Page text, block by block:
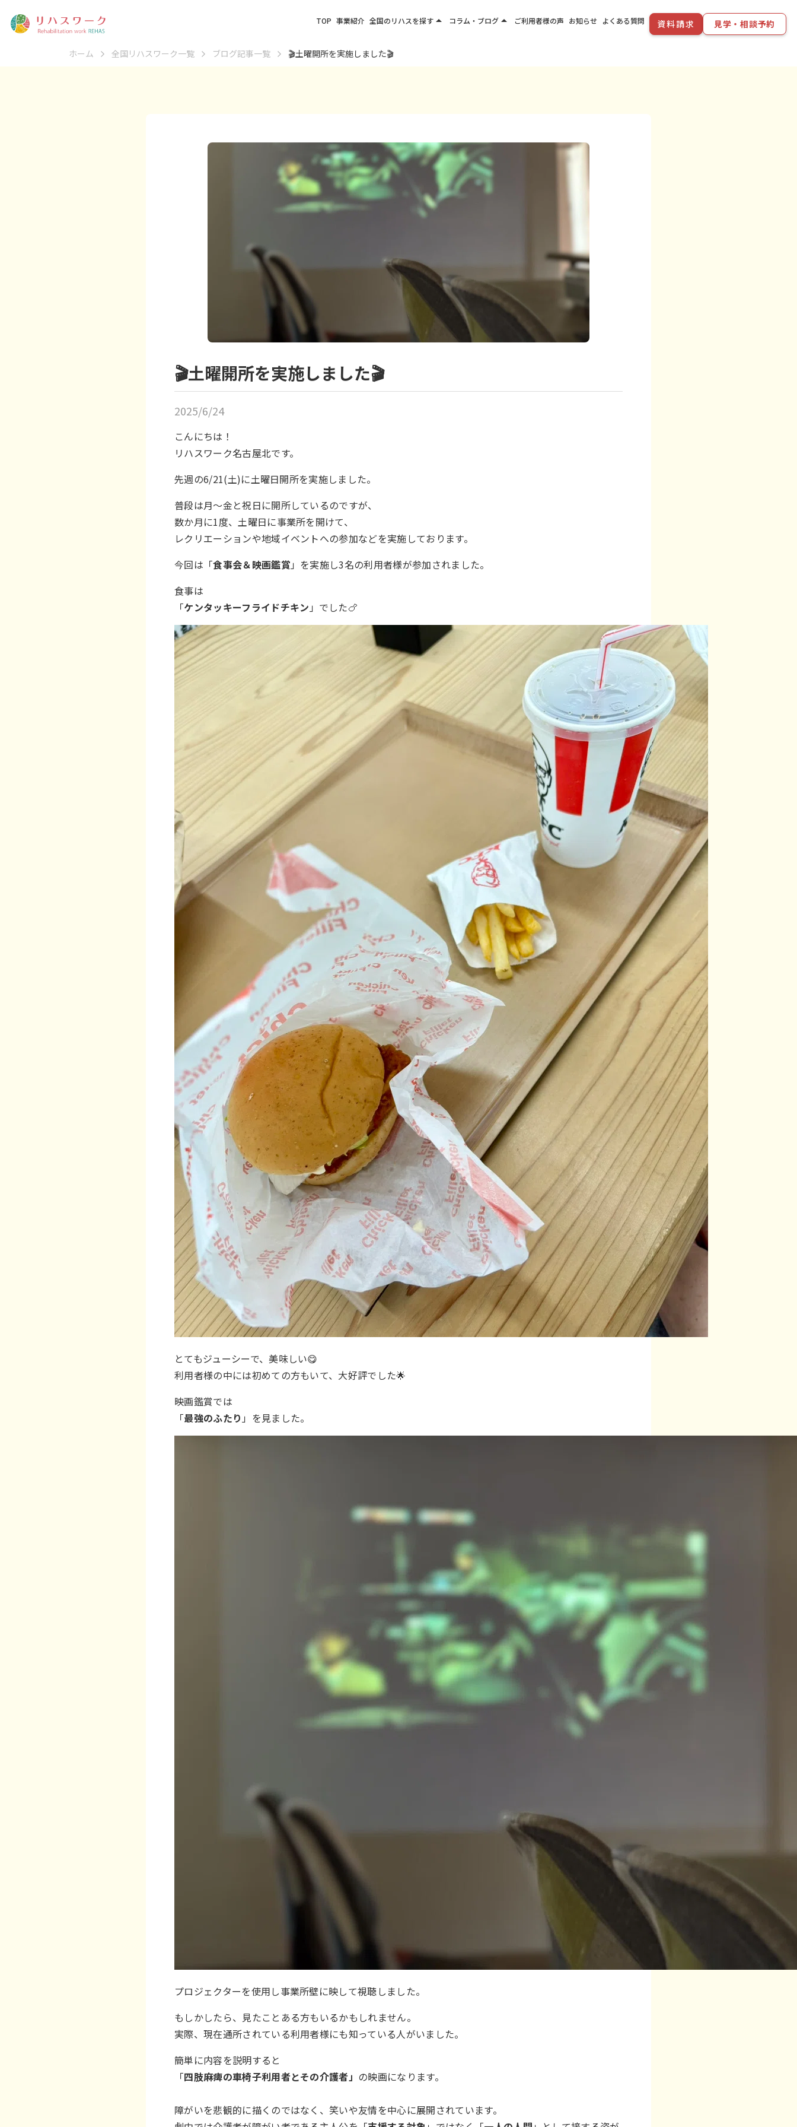
ホーム 全国リハスワーク一覧 ブログ記事一覧 🎬土曜開所を実施しました🎬
🎬土曜開所を実施しました🎬
2025/6/24
こんにちは！
リハスワーク名古屋北です。
先週の6/21(土)に土曜日開所を実施しました。
普段は月～金と祝日に開所しているのですが、
数か月に1度、土曜日に事業所を開けて、
レクリエーションや地域イベントへの参加などを実施しております。
今回は「食事会＆映画鑑賞 」を実施し3名の利用者様が参加されました。
食事は
「ケンタッキーフライドチキン 」でした🍗
とてもジューシーで、美味しい😋
利用者様の中には初めての方もいて、大好評でした🌟
映画鑑賞では
「最強のふたり 」を見ました。
プロジェクターを使用し事業所壁に映して視聴しました。
もしかしたら、見たことある方もいるかもしれません。
実際、現在通所されている利用者様にも知っている人がいました。
簡単に内容を説明すると
「四肢麻痺の車椅子利用者とその介護者」 の映画になります。
障がいを悲観的に描くのではなく、笑いや友情を中心に展開されています。
TOP 事業紹介 全国のリハスを探すarrow_drop_up
東北エリア
四国・九州エリア
コラム・ブログarrow_drop_up ご利用者様の声 お知らせ よくある質問 資料請求 見学・相談予約